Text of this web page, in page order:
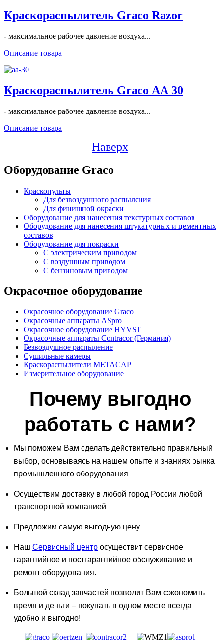
Краскораспылитель Graco Razor
- максимальное рабочее давление воздуха...
Описание товара
Краскораспылитель Graco АА 30
- максимальное рабочее давление воздуха...
Описание товара
Наверх
Оборудование Graco
Краскопульты
Для безвоздушного распыления
Для финишной окраски
Оборудование для нанесения текстурных составов
Оборудование для нанесения штукатурных и цементных
составов
Оборудование для покраски
C электрическим приводом
С воздушным приводом
С бензиновым приводом
Окрасочное оборудование
Окрасочное оборудование Graco
Окрасочные аппараты ASpro
Окрасочное оборудование HYVST
Окрасочные аппараты Contracor (Германия)
Безвоздушное распыление
Сушильные камеры
Краскораспылители METACAP
Измерительное оборудование
Почему выгодно
работать с нами?
Мы поможем Вам сделать действительно правильный
выбор, основываясь на нашем опыте и знаниях рынка
промышленного оборудования
Осуществим доставку в любой город России любой
транспортной компанией
Предложим самую выгодную цену
Наш Сервисный центр осуществит сервисное
гарантийное и постгарантийное обслуживание и
ремонт оборудования.
Большой склад запчастей позволит Вам сэкономить
время и деньги – покупать в одном месте всегда
удобно и выгодно!